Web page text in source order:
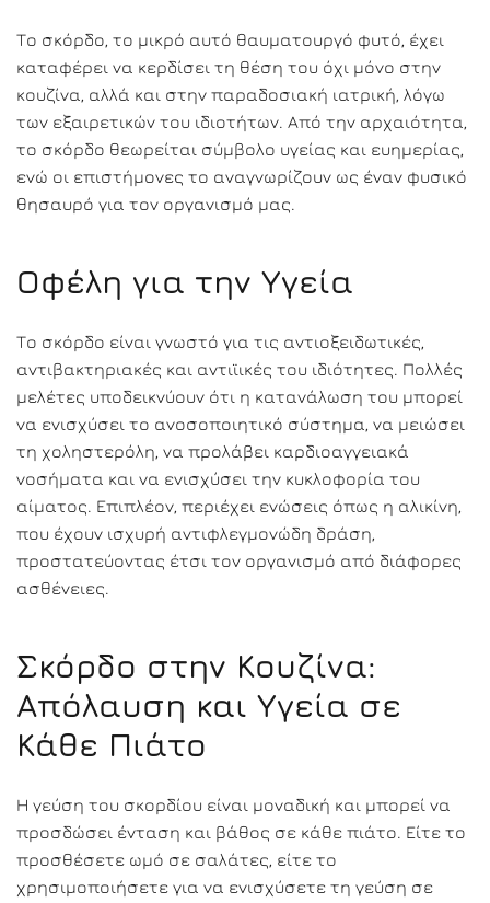
Το σκόρδο, το μικρό αυτό θαυματουργό φυτό, έχει
καταφέρει να κερδίσει τη θέση του όχι μόνο στην
κουζίνα, αλλά και στην παραδοσιακή ιατρική, λόγω
των εξαιρετικών του ιδιοτήτων. Από την αρχαιότητα,
το σκόρδο θεωρείται σύμβολο υγείας και ευημερίας,
ενώ οι επιστήμονες το αναγνωρίζουν ως έναν φυσικό
θησαυρό για τον οργανισμό μας.
Οφέλη για την Υγεία
Το σκόρδο είναι γνωστό για τις αντιοξειδωτικές,
αντιβακτηριακές και αντιϊικές του ιδιότητες. Πολλές
μελέτες υποδεικνύουν ότι η κατανάλωση του μπορεί
να ενισχύσει το ανοσοποιητικό σύστημα, να μειώσει
τη χοληστερόλη, να προλάβει καρδιοαγγειακά
νοσήματα και να ενισχύσει την κυκλοφορία του
αίματος. Επιπλέον, περιέχει ενώσεις όπως η αλικίνη,
που έχουν ισχυρή αντιφλεγμονώδη δράση,
προστατεύοντας έτσι τον οργανισμό από διάφορες
ασθένειες.
Σκόρδο στην Κουζίνα:
Απόλαυση και Υγεία σε
Κάθε Πιάτο
Η γεύση του σκορδίου είναι μοναδική και μπορεί να
προσδώσει ένταση και βάθος σε κάθε πιάτο. Είτε το
προσθέσετε ωμό σε σαλάτες, είτε το
χρησιμοποιήσετε για να ενισχύσετε τη γεύση σε